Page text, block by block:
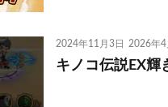
2024年11月3日 2026年4
キノコ伝説EX輝